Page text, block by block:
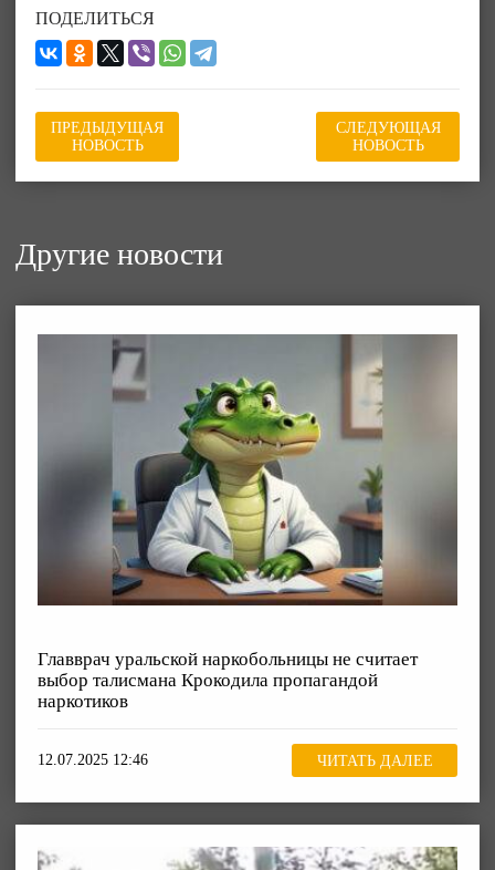
ПОДЕЛИТЬСЯ
ПРЕДЫДУЩАЯ
НОВОСТЬ
СЛЕДУЮЩАЯ
НОВОСТЬ
Другие новости
Главврач уральской наркобольницы не считает
выбор талисмана Крокодила пропагандой
наркотиков
12.07.2025 12:46 ЧИТАТЬ ДАЛЕЕ